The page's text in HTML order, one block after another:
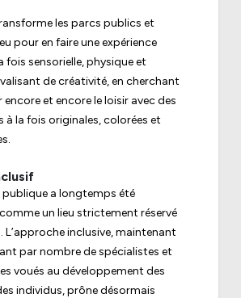
les parcs publics et
pour en faire une expérience
fois sensorielle, physique et
de créativité, en cherchant
encore et encore le loisir avec des
à la fois originales, colorées et
publique a longtemps été
un lieu strictement réservé
L’approche inclusive, maintenant
par nombre de spécialistes et
voués au développement des
individus, prône désormais